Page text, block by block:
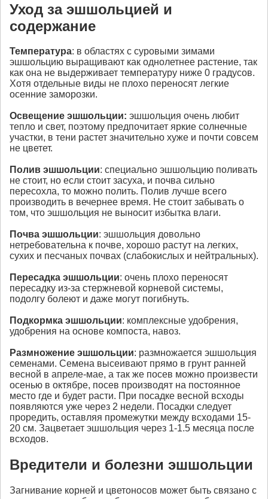
Уход за эшшольцией и
содержание
Температура: в областях с суровыми зимами
эшшольцию выращивают как однолетнее растение, так
как она не выдерживает температуру ниже 0 градусов.
Хотя отдельные виды не плохо переносят легкие
осенние заморозки.
Освещение эшшольции: эшшольция очень любит
тепло и свет, поэтому предпочитает яркие солнечные
участки, в тени растет значительно хуже и почти совсем
не цветет.
Полив эшшольции: специально эшшольцию поливать
не стоит, но если стоит засуха, и почва сильно
пересохла, то можно полить. Полив лучше всего
производить в вечернее время. Не стоит забывать о
том, что эшшольция не выносит избытка влаги.
Почва эшшольции: эшшольция довольно
нетребовательна к почве, хорошо растут на легких,
сухих и песчаных почвах (слабокислых и нейтральных).
Пересадка эшшольции: очень плохо переносят
пересадку из-за стержневой корневой системы,
подолгу болеют и даже могут погибнуть.
Подкормка эшшольции: комплексные удобрения,
удобрения на основе компоста, навоз.
Размножение эшшольции: размножается эшшольция
семенами. Семена высеивают прямо в грунт ранней
весной в апреле-мае, а так же посев можно произвести
осенью в октябре, посев производят на постоянное
место где и будет расти. При посадке весной всходы
появляются уже через 2 недели. Посадки следует
проредить, оставляя промежутки между всходами 15-
20 см. Зацветает эшшольция через 1-1.5 месяца после
всходов.
Вредители и болезни эшшольции
Загнивание корней и цветоносов может быть связано с